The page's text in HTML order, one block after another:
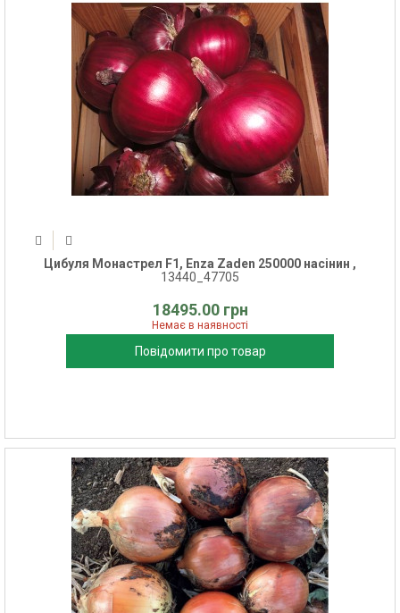
Цибуля Монастрел F1, Enza Zaden 250000 насінин ,
13440_47705
18495.00 грн
Немає в наявності
Повідомити про товар